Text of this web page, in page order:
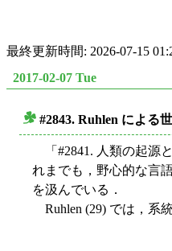
最終更新時間: 2026-07-15
2017-02-07 Tue
#2843. Ruhlen による
「#2841. 人類の起源
れまでも，野心的な言
を汲んでいる．
Ruhlen (29) では，系